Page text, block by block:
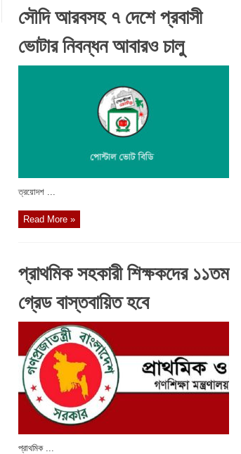
সৌদি আরবসহ ৭ দেশে প্রবাসী
ভোটার নিবন্ধন আবারও চালু
ত্রয়োদশ ...
Read More »
প্রাথমিক সহকারী শিক্ষকদের ১১তম
গ্রেড বাস্তবায়িত হবে
প্রাথমিক ...